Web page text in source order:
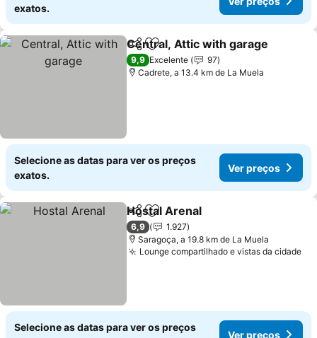
exatos.
PartilharAdicionar aos favoritos
Central, Attic with garage
9,9 Excelente
97
Cadrete, a 13.4 km de La Muela
Selecione as datas para ver os preços
exatos.
Ver preços
PartilharAdicionar aos favoritos
Hostal Arenal
6,9
1.927
Saragoça, a 19.8 km de La Muela
Lounge compartilhado e vistas da cidade
Selecione as datas para ver os preços
Ver preços